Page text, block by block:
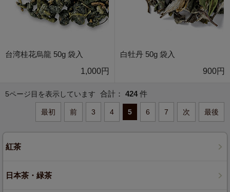
台湾桂花烏龍 50g 袋入
1,000円
白牡丹 50g 袋入
900円
5ページ目を表示しています 合計： 424件
最初 前 3 4 5 6 7 次 最後
紅茶
日本茶・緑茶